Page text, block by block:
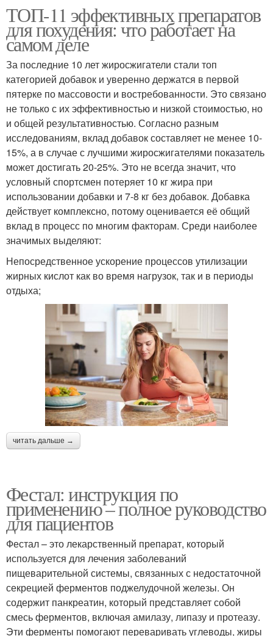
ТОП-11 эффективных препаратов
для похудения: что работает на
самом деле
За последние 10 лет жиросжигатели стали топ
категорией добавок и уверенно держатся в первой
пятерке по массовости и востребованности. Это связано
не только с их эффективностью и низкой стоимостью, но
и общей результативностью. Согласно разным
исследованиям, вклад добавок составляет не менее 10-
15%, а в случае с лучшими жиросжигателями показатель
может достигать 20-25%. Это не всегда значит, что
условный спортсмен потеряет 10 кг жира при
использовании добавки и 7-8 кг без добавок. Добавка
действует комплексно, потому оценивается её общий
вклад в процесс по многим факторам. Среди наиболее
значимых выделяют:
Непосредственное ускорение процессов утилизации
жирных кислот как во время нагрузок, так и в периоды
отдыха;
читать дальше →
Фестал: инструкция по
применению – полное руководство
для пациентов
Фестал – это лекарственный препарат, который
используется для лечения заболеваний
пищеварительной системы, связанных с недостаточной
секрецией ферментов поджелудочной железы. Он
содержит панкреатин, который представляет собой
смесь ферментов, включая амилазу, липазу и протеазу.
Эти ферменты помогают переваривать углеводы, жиры